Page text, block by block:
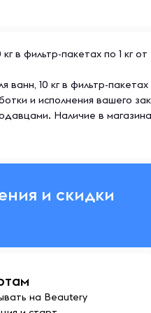
в фильтр-пакетах по 1
10 кг в фильтр-
и исполнения вашего
Наличие в
и скидки
на Beautery